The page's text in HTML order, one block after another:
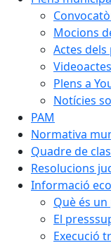
Mocions
Actes
Plens a
Notícies
PAM
Normativa
Quadre de
Resolucions
Informació
Què és
El
Execució